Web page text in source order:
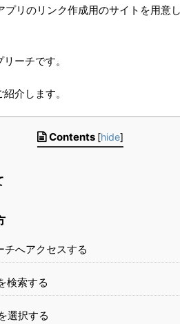
リのリンク作成用のサイトを用意
ーチです。
介します。
Contents [hide]
へアクセスする
索する
選択する